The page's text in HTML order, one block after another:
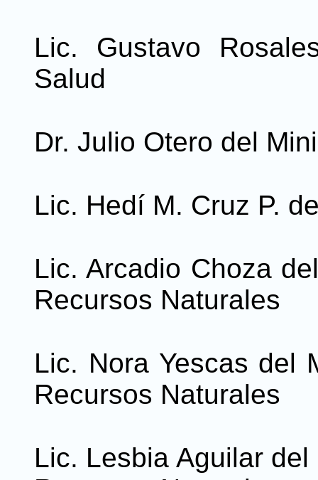
Lic. Gustavo
Salud
Dr. Julio Otero del
Lic. Hedí M. Cruz P.
Lic. Arcadio Choza
Recursos Naturales
Lic. Nora Yescas del
Recursos Naturales
Lic. Lesbia Aguilar